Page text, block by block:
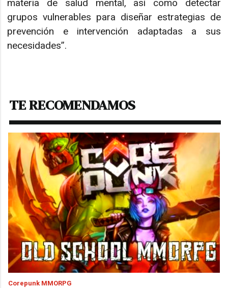
materia de salud mental, así como detectar
grupos vulnerables para diseñar estrategias de
prevención e intervención adaptadas a sus
necesidades”.
TE RECOMENDAMOS
Corepunk MMORPG